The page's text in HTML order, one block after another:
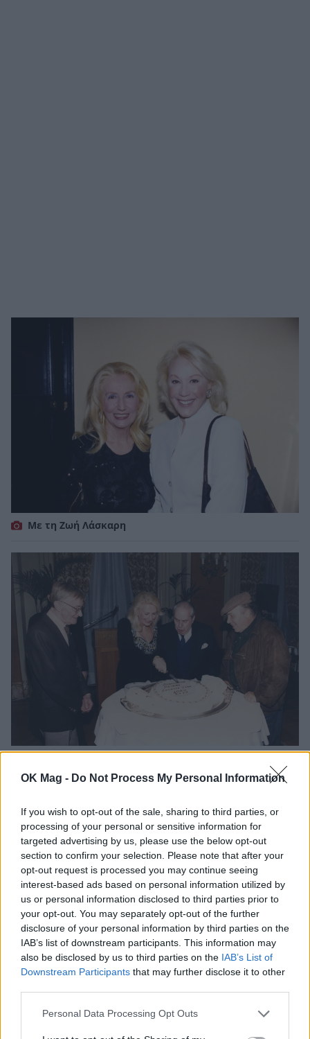
OK Mag - Do Not Process My Personal Information
If you wish to opt-out of the sale, sharing to third parties, or
processing of your personal or sensitive information for
targeted advertising by us, please use the below opt-out
section to confirm your selection. Please note that after your
opt-out request is processed you may continue seeing
interest-based ads based on personal information utilized by
us or personal information disclosed to third parties prior to
your opt-out. You may separately opt-out of the further
disclosure of your personal information by third parties on the
IAB’s list of downstream participants. This information may
also be disclosed by us to third parties on the IAB’s List of
Downstream Participants that may further disclose it to other
Personal Data Processing Opt Outs
Με τη Ζωή Λάσκαρη